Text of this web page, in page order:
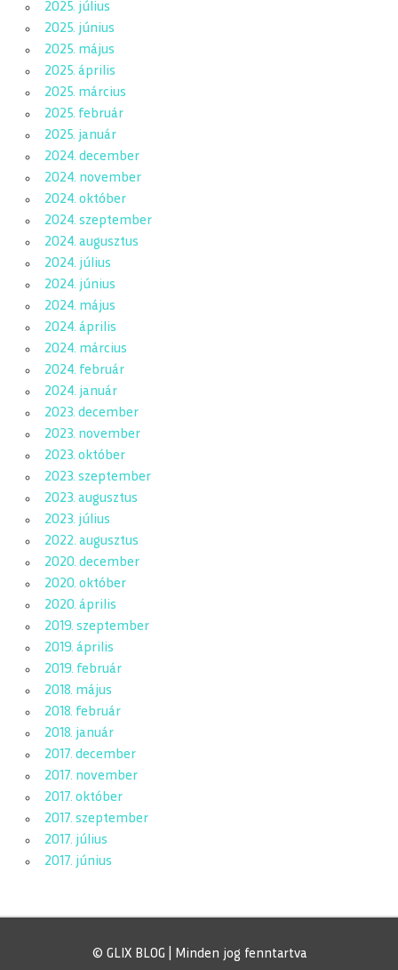
2025. július
2025. június
2025. május
2025. április
2025. március
2025. február
2025. január
2024. december
2024. november
2024. október
2024. szeptember
2024. augusztus
2024. július
2024. június
2024. május
2024. április
2024. március
2024. február
2024. január
2023. december
2023. november
2023. október
2023. szeptember
2023. augusztus
2023. július
2022. augusztus
2020. december
2020. október
2020. április
2019. szeptember
2019. április
2019. február
2018. május
2018. február
2018. január
2017. december
2017. november
2017. október
2017. szeptember
2017. július
2017. június
© GLIX BLOG | Minden jog fenntartva